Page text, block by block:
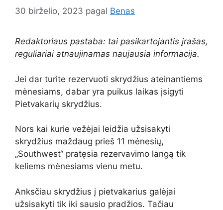
30 birželio, 2023 pagal Benas
Redaktoriaus pastaba: tai pasikartojantis įrašas,
reguliariai atnaujinamas naujausia informacija.
Jei dar turite rezervuoti skrydžius ateinantiems
mėnesiams, dabar yra puikus laikas įsigyti
Pietvakarių skrydžius.
Nors kai kurie vežėjai leidžia užsisakyti
skrydžius maždaug prieš 11 mėnesių,
„Southwest“ pratęsia rezervavimo langą tik
keliems mėnesiams vienu metu.
Anksčiau skrydžius į pietvakarius galėjai
užsisakyti tik iki sausio pradžios. Tačiau